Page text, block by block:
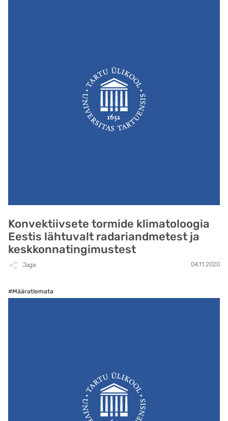
Konvektiivsete tormide klimatoloogia
Eestis lähtuvalt radariandmetest ja
keskkonnatingimustest
Jaga 04.11.2020
#Määratlemata